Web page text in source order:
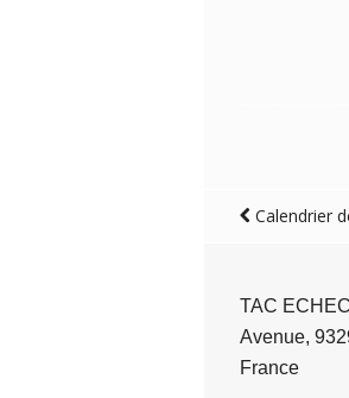
Calendrier
TAC
Avenue,
France